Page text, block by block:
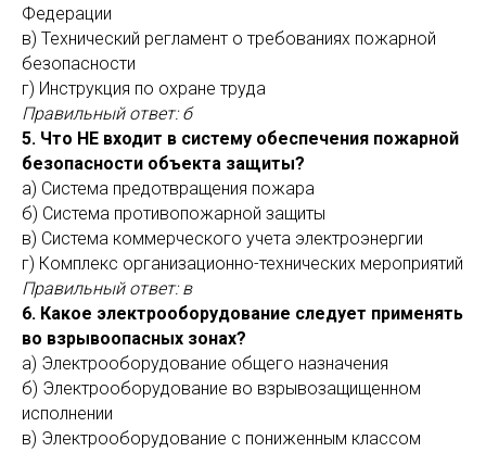
Федерации
в) Технический регламент о требованиях пожарной
безопасности
г) Инструкция по охране труда
Правильный ответ: б
5. Что НЕ входит в систему обеспечения пожарной
безопасности объекта защиты?
а) Система предотвращения пожара
б) Система противопожарной защиты
в) Система коммерческого учета электроэнергии
г) Комплекс организационно-технических мероприятий
Правильный ответ: в
6. Какое электрооборудование следует применять
во взрывоопасных зонах?
а) Электрооборудование общего назначения
б) Электрооборудование во взрывозащищенном
исполнении
в) Электрооборудование с пониженным классом